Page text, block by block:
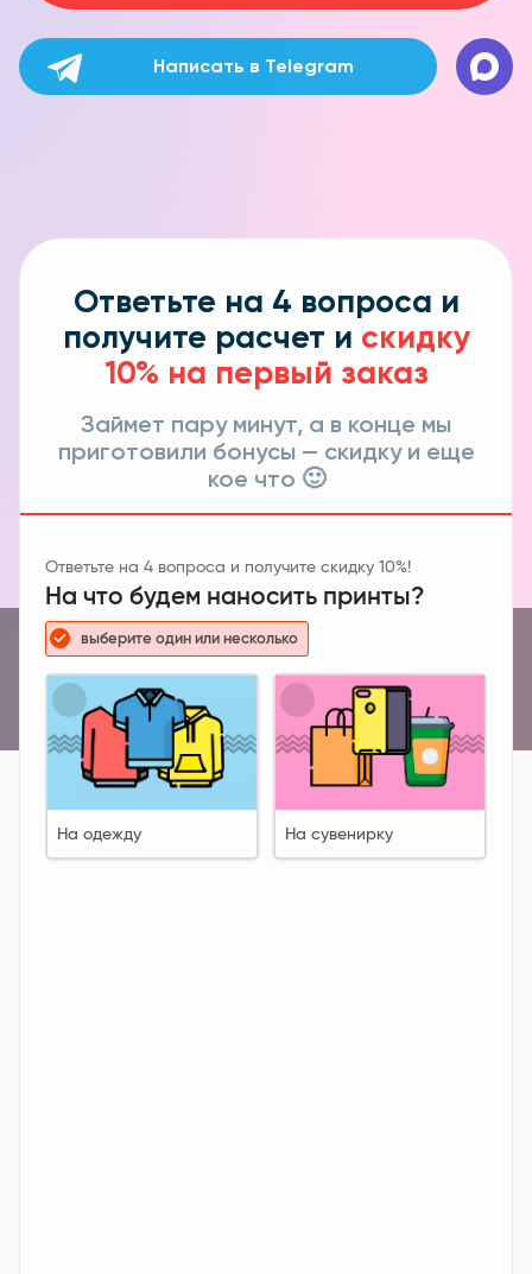
Написать в Telegram
ПЕЧАТЬНА ТОЛСТОВКАХ
Ответьте на 4 вопроса и
получите расчет и скидку
10% на первый заказ
Займет пару минут, а в конце мы
приготовили бонусы — скидку и еще
кое что 🙂